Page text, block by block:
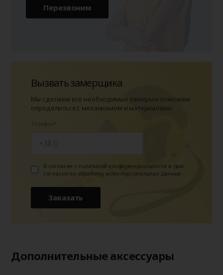
Перезвоним
Вызвать замерщика
Мы сделаем все необходимые замеры и поможем
определиться с механизмом и материалами
Я согласен с политикой конфиденциальности и даю
согласие на обработку моих персональных данных.
Заказать
Дополнительные аксессуары